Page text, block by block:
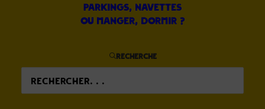
Parkings, Navettes
Ou manger, dormir ?
Recherche
Soulphoe